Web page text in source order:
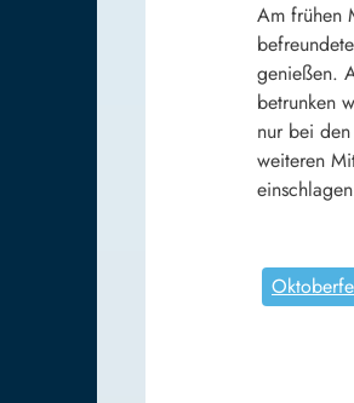
Am frühen
genießen.
betrunken
nur bei
weiteren